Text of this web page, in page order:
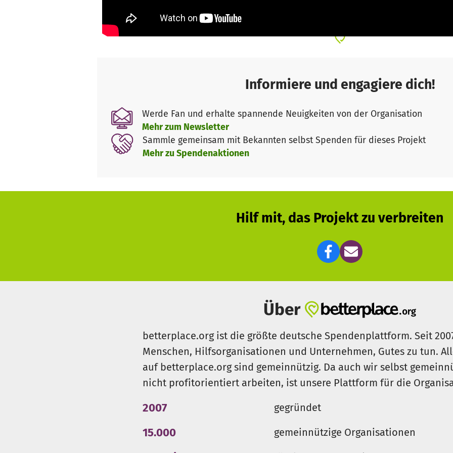
Dampflokomotive, durch tonnenschweren Stahl, durch Feuer, Wasser, Dampf und
die Begeisterung für anfassbare, nachvollziehbare und nachhaltige Ingenieurskunst
der Idee und dem Projekt stehen Menschen mit unterschiedlichstem Lebenslauf, die
Weiterlesen
Informiere und engagiere dich!
Werde Fan und erhalte spannende Neuigkeiten von der Organisation
Mehr zum Newsletter
Sammle gemeinsam mit Bekannten selbst Spenden für dieses Projekt
Mehr zu Spendenaktionen
Hilf mit, das Projekt zu verbreiten
Über
betterplace.org ist die größte deutsche Spendenplattform. Seit
Menschen, Hilfsorganisationen und Unternehmen, Gutes zu tun.
auf betterplace.org sind gemeinnützig. Da auch wir selbst
nicht profitorientiert arbeiten, ist unsere Plattform für die
2007 gegründet
15.000 gemeinnützige Organisationen